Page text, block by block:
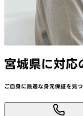
宮城県に対応
ご自身に最適な身元保証を見つ